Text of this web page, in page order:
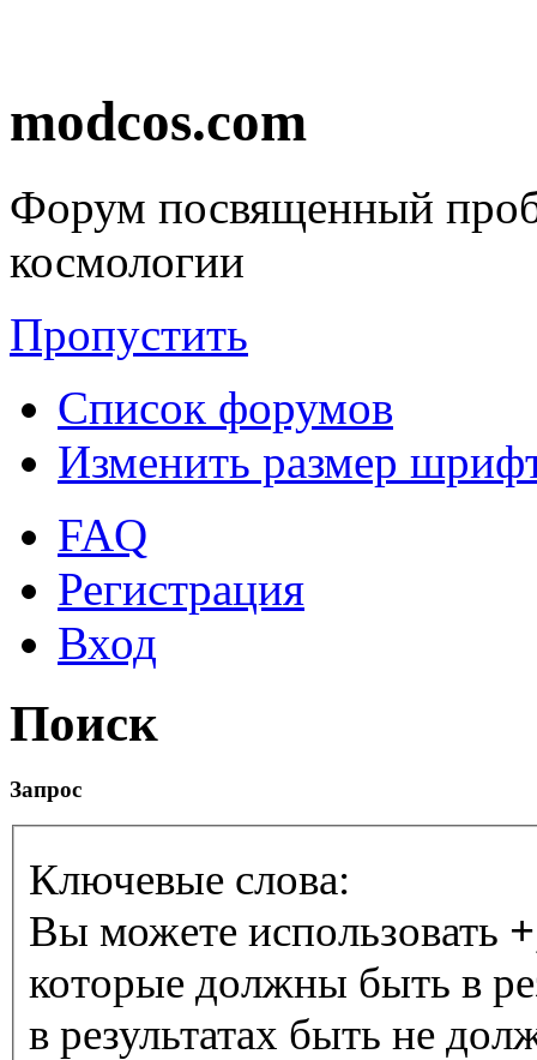
modcos.com
Форум посвященный
космологии
Пропустить
Список форумов
Изменить размер
FAQ
Регистрация
Вход
Поиск
Запрос
Ключевые слова:
Вы можете использовать +
которые должны быть в
в результатах быть не